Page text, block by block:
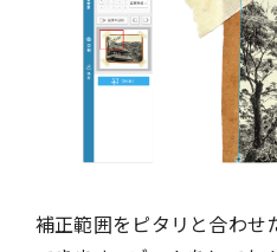
補正範囲をピタリと合わせ